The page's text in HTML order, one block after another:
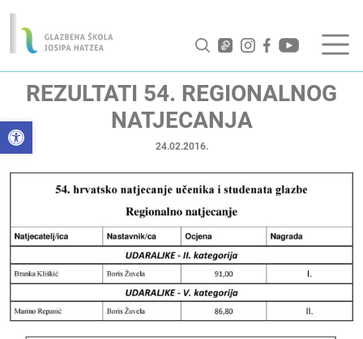
Open toolbar
REZULTATI 54. REGIONALNOG
NATJECANJA
24.02.2016.